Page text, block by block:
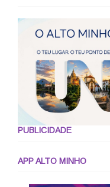
PUBLICIDADE
APP ALTO MINHO